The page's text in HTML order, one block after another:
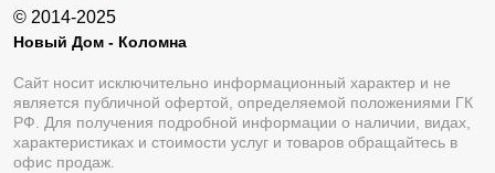
© 2014-2025
Новый Дом - Коломна
Сайт носит исключительно информационный характер и не
является публичной офертой, определяемой положениями ГК
РФ. Для получения подробной информации о наличии, видах,
характеристиках и стоимости услуг и товаров обращайтесь в
офис продаж.